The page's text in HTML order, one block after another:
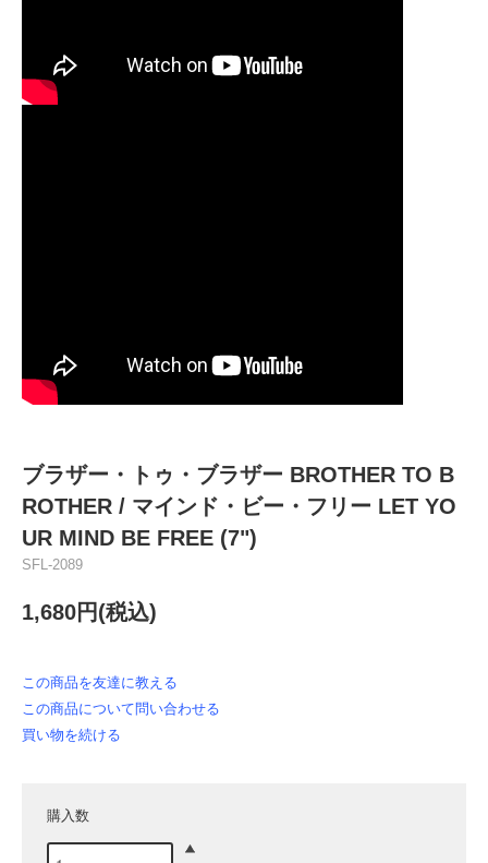
ブラザー・トゥ・ブラザー BROTHER TO B
ROTHER / マインド・ビー・フリー LET YO
UR MIND BE FREE (7")
SFL-2089
1,680円(税込)
この商品を友達に教える
この商品について問い合わせる
買い物を続ける
購入数